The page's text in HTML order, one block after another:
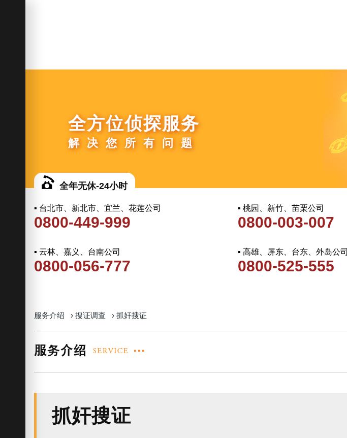
全方位侦探服务
解决您所有问题
全年无休-24小时
▪ 台北市、新北市、宜兰、花莲公司
0800-449-999
▪ 桃园、新竹、苗栗公司
0800-003-007
▪ 云林、嘉义、台南公司
0800-056-777
▪ 高雄、屏东、台东、外岛公司
0800-525-555
服务介绍 › 搜证调查 › 抓奸搜证
抓奸搜证